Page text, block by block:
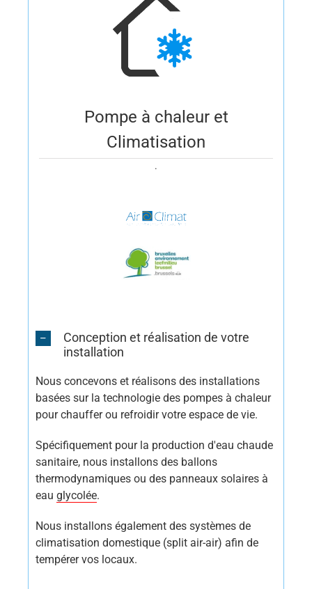
Pompe à chaleur et
Climatisation
.
Conception et réalisation de votre
installation
Nous concevons et réalisons des installations
basées sur la technologie des pompes à chaleur
pour chauffer ou refroidir votre espace de vie.
Spécifiquement pour la production d'eau chaude
sanitaire, nous installons des ballons
thermodynamiques ou des panneaux solaires à
eau glycolée.
Nous installons également des systèmes de
climatisation domestique (split air-air) afin de
tempérer vos locaux.